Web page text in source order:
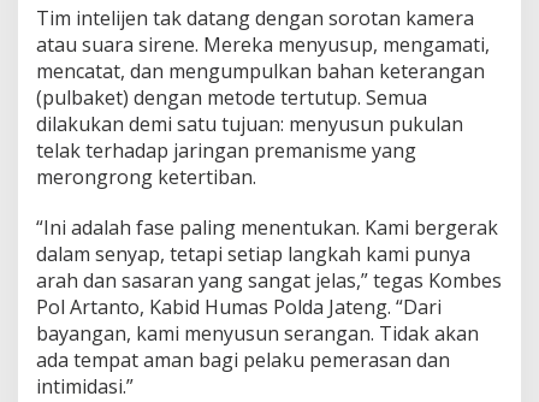
k
s
P
r
e
m
a
n
Tim intelijen tak datang dengan sorotan kamera
atau suara sirene. Mereka menyusup, mengamati,
mencatat, dan mengumpulkan bahan keterangan
(pulbaket) dengan metode tertutup. Semua
dilakukan demi satu tujuan: menyusun pukulan
telak terhadap jaringan premanisme yang
merongrong ketertiban.
“Ini adalah fase paling menentukan. Kami bergerak
dalam senyap, tetapi setiap langkah kami punya
arah dan sasaran yang sangat jelas,” tegas Kombes
Pol Artanto, Kabid Humas Polda Jateng. “Dari
bayangan, kami menyusun serangan. Tidak akan
ada tempat aman bagi pelaku pemerasan dan
intimidasi.”